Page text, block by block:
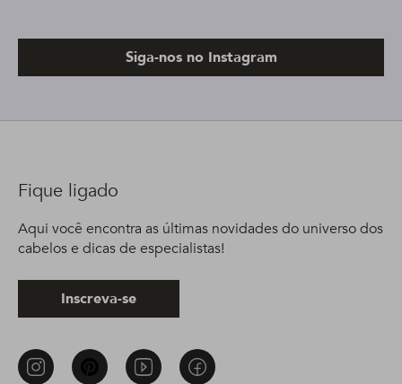
Siga-nos no Instagram
Fique ligado
Aqui você encontra as últimas novidades do universo dos
cabelos e dicas de especialistas!
Inscreva-se